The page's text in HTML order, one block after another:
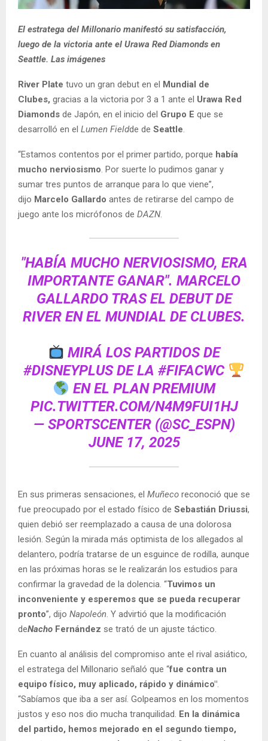
El estratega del Millonario manifestó su satisfacción,
luego de la victoria ante el Urawa Red Diamonds en
Seattle. Las imágenes
River Plate tuvo un gran debut en el
Mundial de
Clubes, gracias a la victoria por 3 a 1 ante el Urawa Red
Diamonds de Japón, en el inicio del Grupo E que se
desarrolló en el Lumen Fieldde de Seattle.
“Estamos contentos por el primer partido, porque había
mucho nerviosismo. Por suerte lo pudimos ganar y
sumar tres puntos de arranque para lo que viene”,
dijo Marcelo Gallardo antes de retirarse del campo de
juego ante los micrófonos de DAZN.
"HABÍA MUCHO NERVIOSISMO, ERA
IMPORTANTE GANAR". MARCELO
GALLARDO TRAS EL DEBUT DE
RIVER EN EL MUNDIAL DE CLUBES.
MIRÁ LOS PARTIDOS DE
#DISNEYPLUSDE LA#FIFACWC
EN EL PLAN PREMIUM
PIC.TWITTER.COM/N4M9FUI1HJ
— SPORTSCENTER (@SC_ESPN)
JUNE 17, 2025
En sus primeras sensaciones, el Muñeco reconoció que se
fue preocupado por el estado físico de Sebastián Driussi,
quien debió ser reemplazado a causa de una dolorosa
lesión. Según la mirada más optimista de los allegados al
delantero, podría tratarse de un esguince de rodilla, aunque
en las próximas horas se le realizarán los estudios para
confirmar la gravedad de la dolencia. “Tuvimos un
inconveniente y esperemos que se pueda recuperar
pronto”, dijo Napoleón. Y advirtió que la modificación
deNacho Fernández se trató de un ajuste táctico.
En cuanto al análisis del compromiso ante el rival asiático,
el estratega del Millonario señaló que “fue contra un
equipo físico, muy aplicado, rápido y dinámico".
“Sabíamos que iba a ser así. Golpeamos en los momentos
justos y eso nos dio mucha tranquilidad. En la dinámica
del partido, hemos mejorado en el segundo tiempo,